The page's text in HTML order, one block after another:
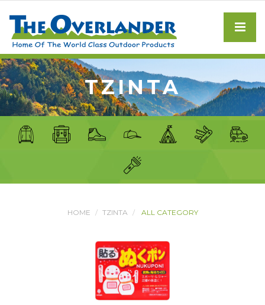
TZINTA
HOME TZINTA ALL CATEGORY